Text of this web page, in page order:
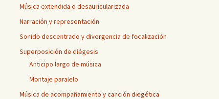
Música extendida o desauricularizada
Narración y representación
Sonido descentrado y divergencia de focalización
Superposición de diégesis
Anticipo largo de música
Montaje paralelo
Música de acompañamiento y canción diegética